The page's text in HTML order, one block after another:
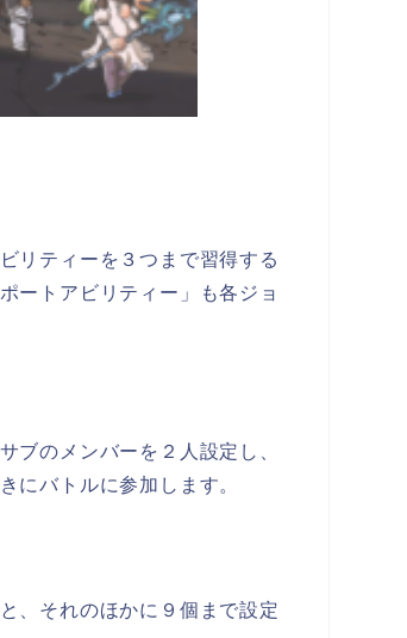
リティーを３つまで習得する
ートアビリティー」も各ジョ
ブのメンバーを２人設定し、
にバトルに参加します。
、それのほかに９個まで設定